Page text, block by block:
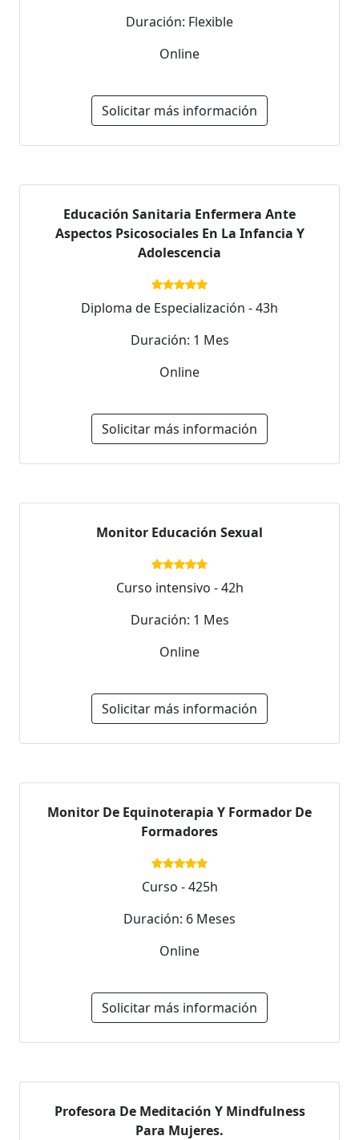
Duración: Flexible
Online
Solicitar más información
Educación Sanitaria Enfermera Ante
Aspectos Psicosociales En La Infancia Y
Adolescencia
Diploma de Especialización - 43h
Duración: 1 Mes
Online
Solicitar más información
Monitor Educación Sexual
Curso intensivo - 42h
Duración: 1 Mes
Online
Solicitar más información
Monitor De Equinoterapia Y Formador De
Formadores
Curso - 425h
Duración: 6 Meses
Online
Solicitar más información
Profesora De Meditación Y Mindfulness
Para Mujeres.